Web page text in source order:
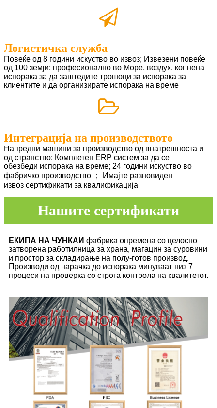
Логистичка служба
Повеќе од 8 години искуство во извоз; Извезени повеќе
од 100 земји; професионално во Море, воздух, копнена
испорака за да заштедите трошоци за испорака за
клиентите и да организирате испорака на време
Интеграција на производството
Напредни машини за производство од внатрешноста и
од странство; Комплетен ERP систем за да се
обезбеди испорака на време; 24 години искуство во
фабричко производство ； Имајте разновиден
извоз сертификати за квалификација
Нашите сертификати
ЕКИПА НА ЧУНКАИ фабрика опремена со целосно
затворена работилница за храна, магацин за суровини
и простор за складирање на полу-готов производ.
Производи од нарачка до испорака минуваат низ 7
процеси на проверка со строга контрола на квалитетот.